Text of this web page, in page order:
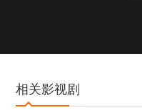
相关影视剧